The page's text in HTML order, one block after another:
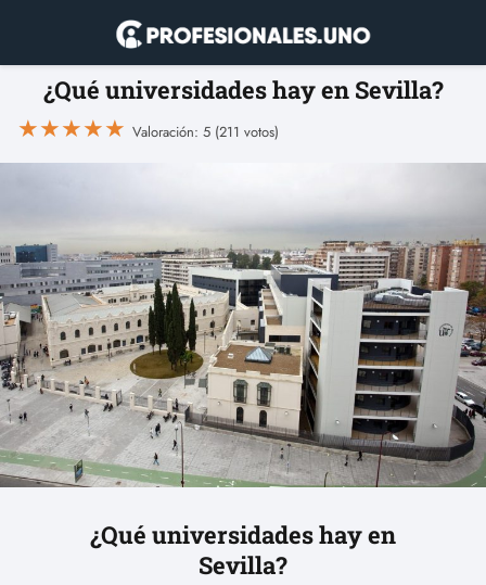
¿Qué universidades hay en Sevilla?
★★★★★ Valoración: 5 (211 votos)
¿Qué universidades hay en
Sevilla?